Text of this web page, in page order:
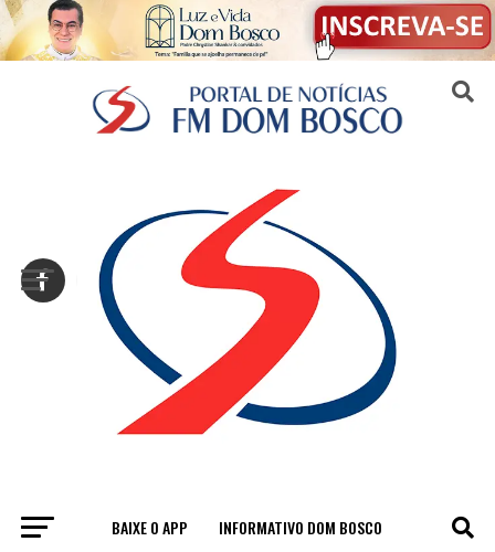
BAIXE O APP INFORMATIVO DOM BOSCO
MUNDO
Sair da versão mobile